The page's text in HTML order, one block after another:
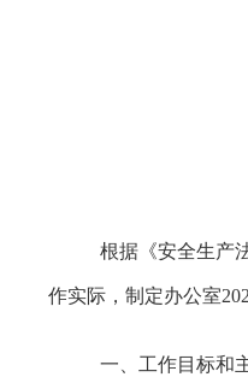
根据《安全生产
作实际，制定办公室
一、工作目标和